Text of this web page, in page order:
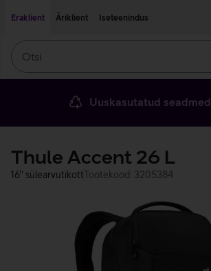
Eraklient
Äriklient Iseteenindus
Uuskasutatud seadmed
Thule Accent 26 L
16'' sülearvutikottTootekood: 3205384